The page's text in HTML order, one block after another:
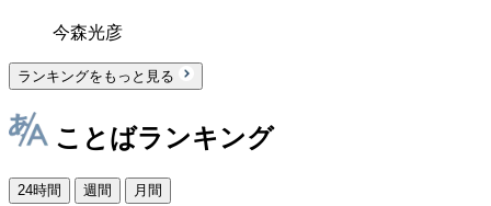
今森光彦
ランキングをもっと見る
ことばランキング
24時間 週間 月間